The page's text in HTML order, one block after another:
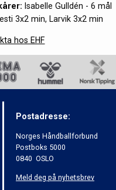
Isabelle Gulldén - 6 mål
3x2 min, Larvik 3x2 min
hos EHF
Postadresse:
Norges Håndballforbund
Postboks 5000
0840 OSLO
Meld deg på nyhetsbrev